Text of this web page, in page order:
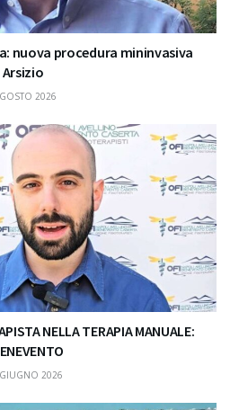
nuova procedura mininvasiva
2026
NELLA TERAPIA MANUALE:
2026